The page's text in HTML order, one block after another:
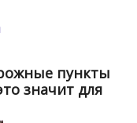
пункты
значит для